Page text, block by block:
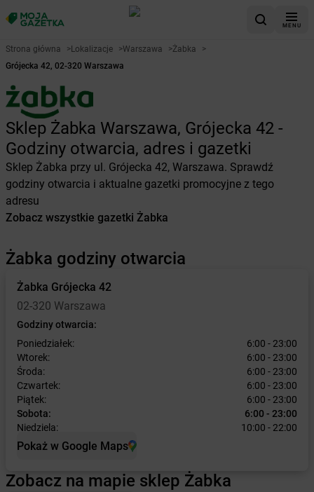
MENU
Strona główna >Lokalizacje >Warszawa >Żabka
>
Grójecka 42, 02-320 Warszawa
Sklep Żabka Warszawa, Grójecka 42 -
Godziny otwarcia, adres i gazetki
Sklep Żabka przy ul. Grójecka 42, Warszawa. Sprawdź
godziny otwarcia i aktualne gazetki promocyjne z tego
adresu
Zobacz wszystkie gazetki Żabka
Żabka godziny otwarcia
Żabka Grójecka 42
02-320 Warszawa
Godziny otwarcia:
Poniedziałek:
6:00 - 23:00
Wtorek:
6:00 - 23:00
Środa:
6:00 - 23:00
Czwartek:
6:00 - 23:00
Piątek:
6:00 - 23:00
Sobota:
6:00 - 23:00
Niedziela:
10:00 - 22:00
Pokaż w Google Maps
Zobacz na mapie sklep Żabka